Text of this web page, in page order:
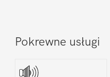
Pokrewne usługi